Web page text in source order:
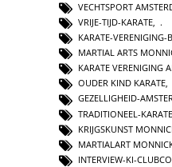
VECHTSPORT
VRIJE-TIJD-KARATE,
KARATE-
MARTIAL ARTS
KARATE VERENIGING
OUDER KIND KARATE,
GEZELLIGHEID-
TRADITIONEEL-
KRIJGSKUNST
MARTIALART
INTERVIEW-KI-